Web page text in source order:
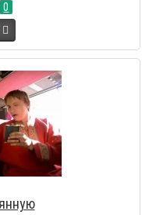
0